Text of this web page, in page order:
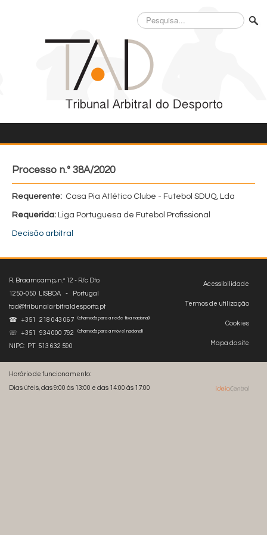
Pesquisa...
Processo n.º 38A/2020
Requerente: Casa Pia Atlético Clube - Futebol SDUQ, Lda
Requerida: Liga Portuguesa de Futebol Profissional
Decisão arbitral
Acessibilidade
Termos de utilização
Cookies
Mapa do site
R. Braamcamp, n.º 12 - R/c Dto.
1250-050 LISBOA - Portugal
tad@tribunalarbitraldesporto.pt
☎ +351 218 043 067
(chamada para a rede fixa nacional)
☏ +351 934 000 792 (chamada para a móvel nacional)
NIPC: PT 513 632 590
Horário de funcionamento:
Dias úteis, das 9:00 às 13:00 e das 14:00 às 17:00